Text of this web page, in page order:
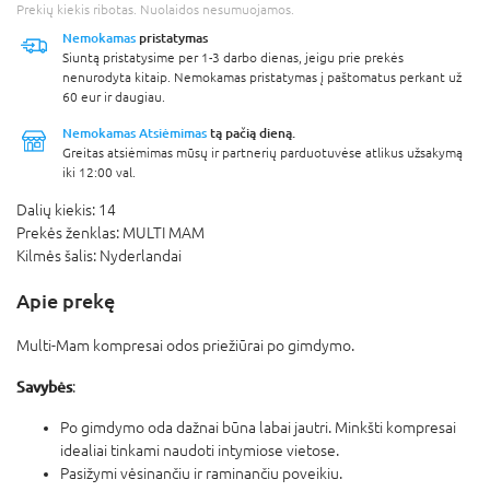
Prekių kiekis ribotas. Nuolaidos nesumuojamos.
Nemokamas pristatymas
Siuntą pristatysime per 1-3 darbo dienas, jeigu prie prekės
nenurodyta kitaip. Nemokamas pristatymas į paštomatus perkant už
60 eur ir daugiau.
Nemokamas Atsiėmimas tą pačią dieną.
Greitas atsiėmimas mūsų ir partnerių parduotuvėse atlikus užsakymą
iki 12:00 val.
Dalių kiekis: 14
Prekės ženklas: MULTI MAM
Kilmės šalis: Nyderlandai
Apie prekę
Multi-Mam kompresai odos priežiūrai po gimdymo.
Savybės:
Po gimdymo oda dažnai būna labai jautri. Minkšti kompresai
idealiai tinkami naudoti intymiose vietose.
Pasižymi vėsinančiu ir raminančiu poveikiu.